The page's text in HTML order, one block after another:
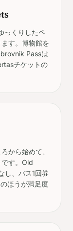
っくりしたペ
す。博物館を
Passは
チケットの
から始めて、
す。Old
し、バス1回券
ほうが満足度